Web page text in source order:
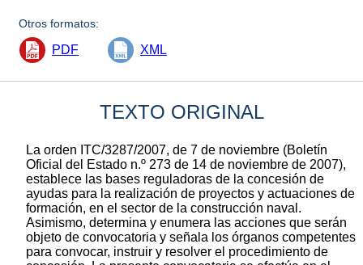
Otros formatos:
PDF XML
TEXTO ORIGINAL
La orden ITC/3287/2007, de 7 de noviembre (Boletín
Oficial del Estado n.º 273 de 14 de noviembre de 2007),
establece las bases reguladoras de la concesión de
ayudas para la realización de proyectos y actuaciones de
formación, en el sector de la construcción naval.
Asimismo, determina y enumera las acciones que serán
objeto de convocatoria y señala los órganos competentes
para convocar, instruir y resolver el procedimiento de